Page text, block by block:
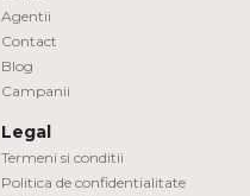
Agentii
Contact
Blog
Campanii
Legal
Termeni si conditii
Politica de confidentialitate